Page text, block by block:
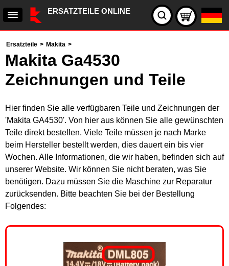
ERSATZTEILE ONLINE
Ersatzteile > Makita >
Makita Ga4530
Zeichnungen und Teile
Hier finden Sie alle verfügbaren Teile und Zeichnungen der
'Makita GA4530'. Von hier aus können Sie alle gewünschten
Teile direkt bestellen. Viele Teile müssen je nach Marke
beim Hersteller bestellt werden, dies dauert ein bis vier
Wochen. Alle Informationen, die wir haben, befinden sich auf
unserer Website. Wir können Sie nicht beraten, was Sie
benötigen. Dazu müssen Sie die Maschine zur Reparatur
zurücksenden. Bitte beachten Sie bei der Bestellung
Folgendes: